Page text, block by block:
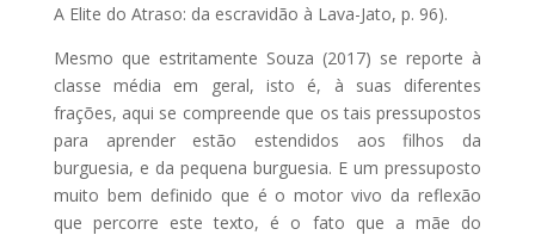
A Elite do Atraso: da escravidão à Lava-Jato, p. 96).
Mesmo que estritamente Souza (2017) se reporte à
classe média em geral, isto é, à suas diferentes
frações, aqui se compreende que os tais pressupostos
para aprender estão estendidos aos filhos da
burguesia, e da pequena burguesia. E um pressuposto
muito bem definido que é o motor vivo da reflexão
que percorre este texto, é o fato que a mãe do